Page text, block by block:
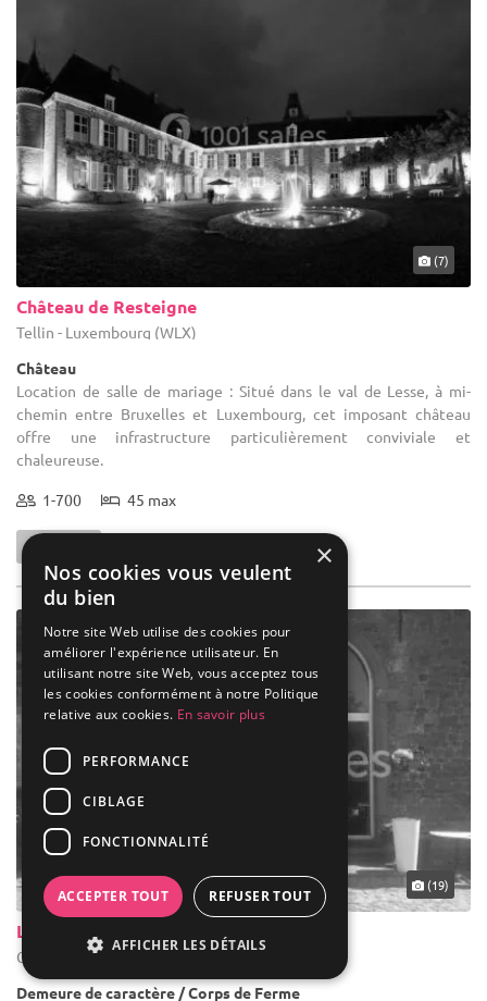
(7)
Château de Resteigne
Tellin - Luxembourg (WLX)
Château
Location de salle de mariage : Situé dans le val de Lesse, à mi-
chemin entre Bruxelles et Luxembourg, cet imposant château
offre une infrastructure particulièrement conviviale et
chaleureuse.
1-700 45 max
(19)
La Ferme D'achêne
Ciney - Province de Namur (WNA)
Demeure de caractère / Corps de Ferme
×
Nos cookies vous veulent
du bien
Notre site Web utilise des cookies pour
améliorer l'expérience utilisateur. En
utilisant notre site Web, vous acceptez tous
les cookies conformément à notre Politique
relative aux cookies. En savoir plus
PERFORMANCE
CIBLAGE
FONCTIONNALITÉ
ACCEPTER TOUT REFUSER TOUT
AFFICHER LES DÉTAILS